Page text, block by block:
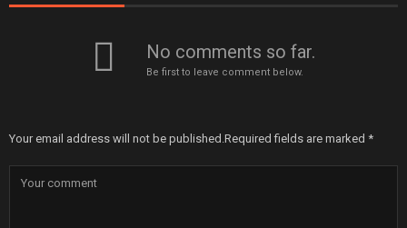
No comments so far.
Be first to leave comment below.
Your email address will not be published. Required fields are marked *